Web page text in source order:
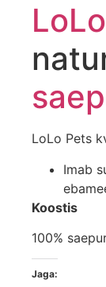
LoLo Pets
Imab
Koostis
100%
Jaga: